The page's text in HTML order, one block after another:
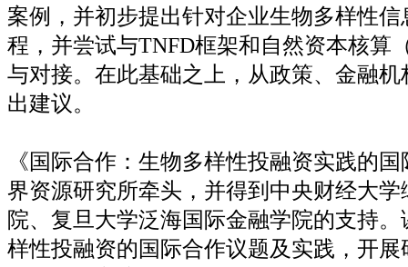
案例，并初步提出针对企业生物多样性
程，并尝试与TNFD框架和自然资本核算
与对接。在此基础之上，从政策、金融
出建议。
《国际合作：生物多样性投融资实践的
界资源研究所牵头，并得到中央财经大
院、复旦大学泛海国际金融学院的支持
样性投融资的国际合作议题及实践，开